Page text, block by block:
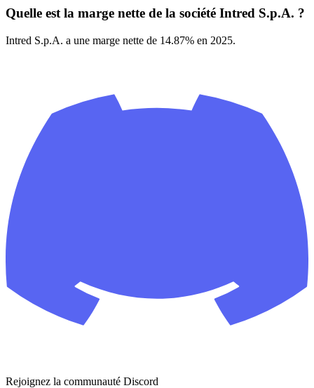
Quelle est la marge nette de la société Intred S.p.A. ?
Intred S.p.A. a une marge nette de 14.87% en 2025.
Rejoignez la communauté Discord